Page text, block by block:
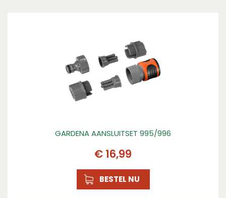
GARDENA AANSLUITSET 995/996
€ 16,99
BESTEL NU